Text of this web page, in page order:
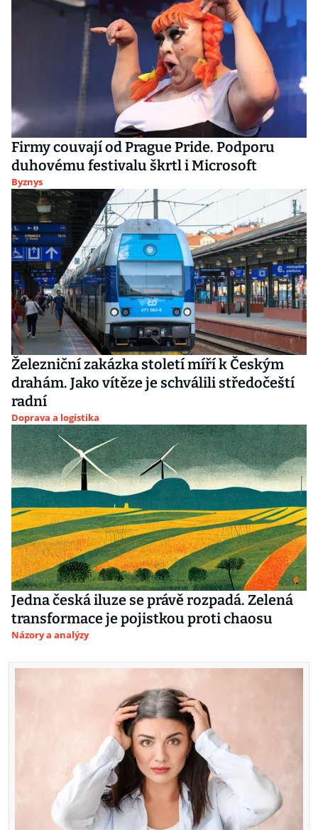
Firmy couvají od Prague Pride. Podporu
duhovému festivalu škrtl i Microsoft
Byznys
Železniční zakázka století míří k Českým
drahám. Jako vítěze je schválili středočeští
radní
Doprava a logistika
Jedna česká iluze se právě rozpadá. Zelená
transformace je pojistkou proti chaosu
Názory a analýzy